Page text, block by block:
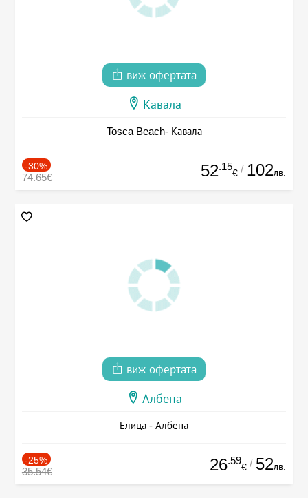
виж офертата
Кавала
Tosca Beach- Кавала
-30%
74.65€ 52.15
€ / 102лв.
виж офертата
Албена
Елица - Албена
-25%
35.54€ 26.59
€ / 52лв.